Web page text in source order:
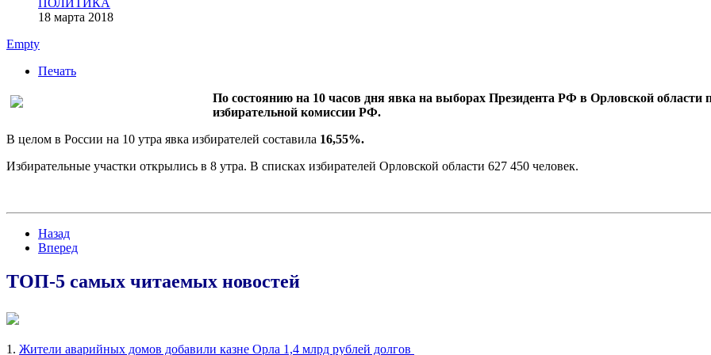
18 марта 2018
Empty
Печать
По состоянию на 10 часов дня явка на выборах Президента РФ в Орловской области
избирательной комиссии РФ.
В целом в России на 10 утра явка избирателей составила 16,55%.
Избирательные участки открылись в 8 утра. В списках избирателей Орловской области 627 450 человек.
Назад
Вперед
ТОП-5 самых читаемых новостей
1. Жители аварийных домов добавили казне Орла 1,4 млрд рублей долгов